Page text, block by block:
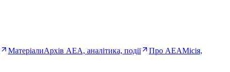
МатеріалиАрхів AEA, аналітика, події Про AEAМісія,